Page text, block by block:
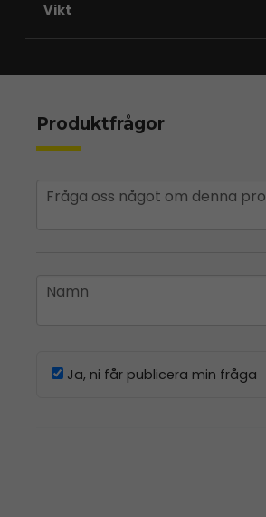
Vikt
Produktfrågor
question
Fråga oss något om denna
name
Namn
Ja, ni får publicera min fråga